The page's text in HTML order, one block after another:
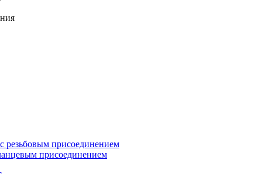
резьбовым присоединением
присоединением